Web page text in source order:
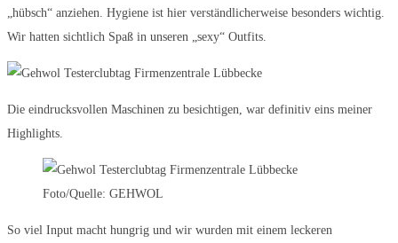
„hübsch“ anziehen. Hygiene ist hier verständlicherweise besonders wichtig.
Wir hatten sichtlich Spaß in unseren „sexy“ Outfits.
Die eindrucksvollen Maschinen zu besichtigen, war definitiv eins meiner
Highlights.
Foto/Quelle: GEHWOL
So viel Input macht hungrig und wir wurden mit einem leckeren